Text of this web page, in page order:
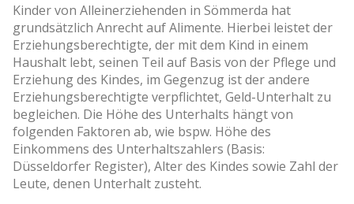
Kinder von Alleinerziehenden in Sömmerda hat
grundsätzlich Anrecht auf Alimente. Hierbei leistet der
Erziehungsberechtigte, der mit dem Kind in einem
Haushalt lebt, seinen Teil auf Basis von der Pflege und
Erziehung des Kindes, im Gegenzug ist der andere
Erziehungsberechtigte verpflichtet, Geld-Unterhalt zu
begleichen. Die Höhe des Unterhalts hängt von
folgenden Faktoren ab, wie bspw. Höhe des
Einkommens des Unterhaltszahlers (Basis:
Düsseldorfer Register), Alter des Kindes sowie Zahl der
Leute, denen Unterhalt zusteht.